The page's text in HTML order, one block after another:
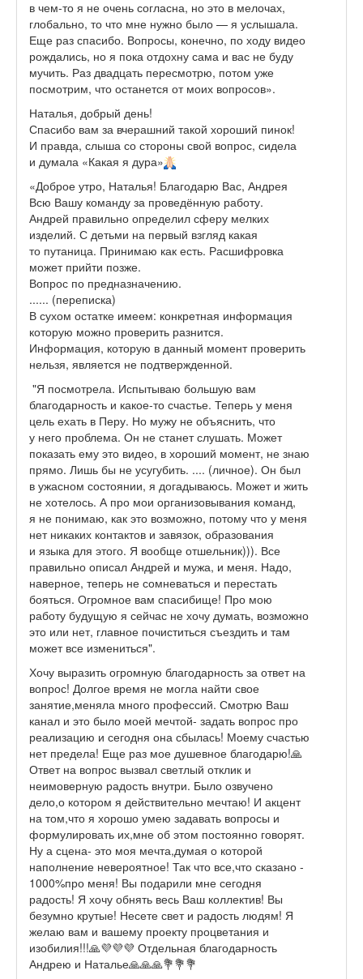
в чем-то я не очень согласна, но это в мелочах,
глобально, то что мне нужно было — я услышала.
Еще раз спасибо. Вопросы, конечно, по ходу видео
рождались, но я пока отдохну сама и вас не буду
мучить. Раз двадцать пересмотрю, потом уже
посмотрим, что останется от моих вопросов».
Наталья, добрый день!
Спасибо вам за вчерашний такой хороший пинок!
И правда, слыша со стороны свой вопрос, сидела
и думала «Какая я дура»
«Доброе утро, Наталья! Благодарю Вас, Андрея
Всю Вашу команду за проведённую работу.
Андрей правильно определил сферу мелких
изделий. С детьми на первый взгляд какая
то путаница. Принимаю как есть. Расшифровка
может прийти позже.
Вопрос по предназначению.
...... (переписка)
В сухом остатке имеем: конкретная информация
которую можно проверить разнится.
Информация, которую в данный момент проверить
нельзя, является не подтвержденной.
"Я посмотрела. Испытываю большую вам
благодарность и какое-то счастье. Теперь у меня
цель ехать в Перу. Но мужу не объяснить, что
у него проблема. Он не станет слушать. Может
показать ему это видео, в хороший момент, не знаю
прямо. Лишь бы не усугубить. .... (личное). Он был
в ужасном состоянии, я догадываюсь. Может и жить
не хотелось. А про мои организовывания команд,
я не понимаю, как это возможно, потому что у меня
нет никаких контактов и завязок, образования
и языка для этого. Я вообще отшельник))). Все
правильно описал Андрей и мужа, и меня. Надо,
наверное, теперь не сомневаться и перестать
бояться. Огромное вам спасибище! Про мою
работу будущую я сейчас не хочу думать, возможно
это или нет, главное почиститься съездить и там
может все измениться".
Хочу выразить огромную благодарность за ответ на
вопрос! Долгое время не могла найти свое
занятие,меняла много профессий. Смотрю Ваш
канал и это было моей мечтой- задать вопрос про
реализацию и сегодня она сбылась! Моему счастью
нет предела! Еще раз мое душевное благодарю!🙏
Ответ на вопрос вызвал светлый отклик и
неимоверную радость внутри. Было озвучено
дело,о котором я действительно мечтаю! И акцент
на том,что я хорошо умею задавать вопросы и
формулировать их,мне об этом постоянно говорят.
Ну а сцена- это моя мечта,думая о которой
наполнение невероятное! Так что все,что сказано -
1000%про меня! Вы подарили мне сегодня
радость! Я хочу обнять весь Ваш коллектив! Вы
безумно крутые! Несете свет и радость людям! Я
желаю вам и вашему проекту процветания и
изобилия!!!🙏💜💜💜 Отдельная благодарность
Андрею и Наталье🙏🙏🙏💐💐💐